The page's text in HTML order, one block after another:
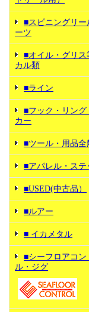
■スピニングリー
ーツ
■オイル・グリス
カル類
■ライン
■フック・リング
カー
■ツール・用品全
■アパレル・ステ
■USED(中古品）
■ルアー
■ イカメタル
■シーフロアコン
ル・ジグ